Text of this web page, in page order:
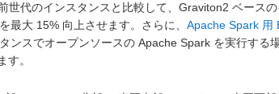
代のインスタンスと比較して、Graviton2 ベース
大 15% 向上させます。さらに、 Apache Spark 用
ンスでオープンソースの Apache Spark を実行する
。